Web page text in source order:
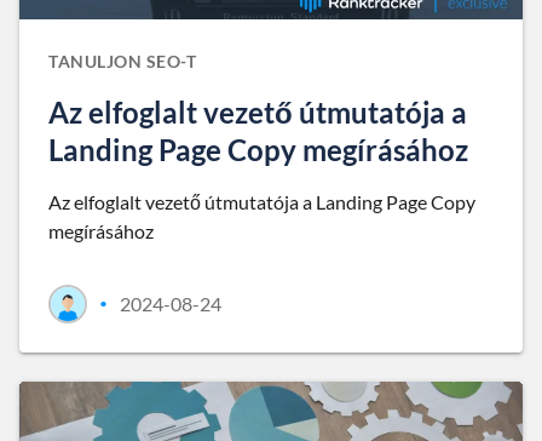
TANULJON SEO-T
Az elfoglalt vezető útmutatója a
Landing Page Copy megírásához
Az elfoglalt vezető útmutatója a Landing Page Copy
megírásához
• 2024-08-24